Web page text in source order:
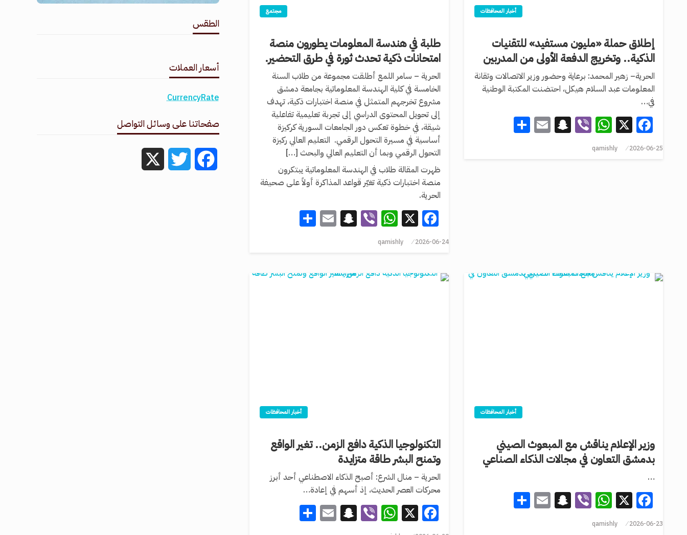
أخبار المحافظات
إطلاق حملة «مليون مستفيد» للتقنيات
الذكية.. وتخريج الدفعة الأولى من المدربين
الحرية– زهير المحمد: برعاية وحضور وزير الاتصالات وتقانة
المعلومات عبد السلام هيكل، احتضنت المكتبة الوطنية
في…
Facebook
X
WhatsApp
Viber
Snapchat
Email
2026-06-25
qamishly
مجتمع
طلبة في هندسة المعلومات يطورون منصة
امتحانات ذكية تحدث ثورة في طرق التحضير.
الحرية – سامر اللمع أطلقت مجموعة من طلاب السنة
الخامسة في كلية الهندسة المعلوماتية بجامعة دمشق
مشروع تخرجهم المتمثل في منصة اختبارات ذكية، تهدف
إلى تحويل المحتوى الدراسي إلى تجربة تعليمية تفاعلية
شيقة، في خطوة تعكس دور الجامعات السورية كركيزة
أساسية في مسيرة التحول الرقمي. التعليم العالي ركيزة
التحول الرقمي وبما أن التعليم العالي والبحث […]
ظهرت المقالة طلاب في الهندسة المعلوماتية يبتكرون
منصة اختبارات ذكية تغيّر قواعد المذاكرة أولاً على صحيفة
الحرية.
Facebook
X
WhatsApp
Viber
Snapchat
Email
2026-06-24
qamishly
أخبار المحافظات
وزير الإعلام يناقش مع المبعوث الصيني
بدمشق التعاون في مجالات الذكاء الصناعي
…
Facebook
X
WhatsApp
Viber
Snapchat
Email
2026-06-23
qamishly
أخبار المحافظات
التكنولوجيا الذكية دافع الزمن.. تغير الواقع
وتمنح البشر طاقة متزايدة
الحرية – منال الشرع: أصبح الذكاء الاصطناعي أحد أبرز
محركات العصر الحديث، إذ أسهم في إعادة…
Facebook
X
WhatsApp
Viber
Snapchat
Email
الطقس
أسعار العملات
CurrencyRate
صفحاتنا على وسائل التواصل
Facebook
Twitter